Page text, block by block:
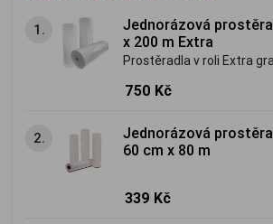
1.
Jednorázová
x 200 m Extra
Prostěradla v roli Extra
750 Kč
2.
Jednorázová
60 cm x 80 m
339 Kč